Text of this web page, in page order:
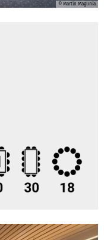
© Martin Magunia